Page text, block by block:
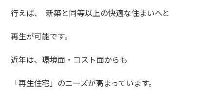
行えば、 新築と同等以上の快適な住まいへと
再生が可能です。
近年は、環境面・コスト面からも
「再生住宅」のニーズが高まっています。